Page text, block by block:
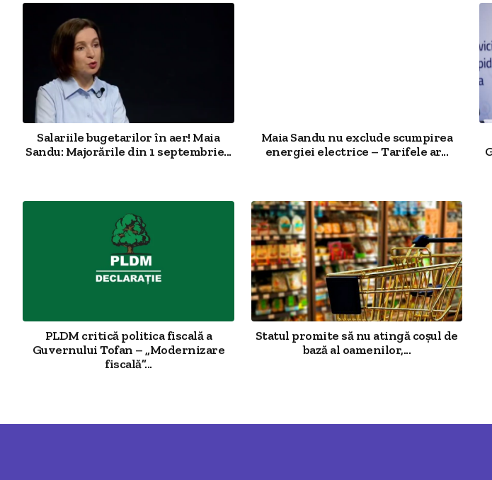
Salariile bugetarilor în aer! Maia
Sandu: Majorările din 1 septembrie...
Maia Sandu nu exclude scumpirea
energiei electrice – Tarifele ar...
PLDM critică politica fiscală a
Guvernului Tofan – „Modernizare
fiscală”...
Statul promite să nu atingă coșul de
bază al oamenilor,...